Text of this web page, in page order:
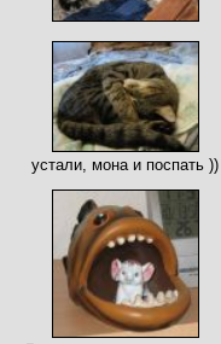
устали, мона и поспать ))